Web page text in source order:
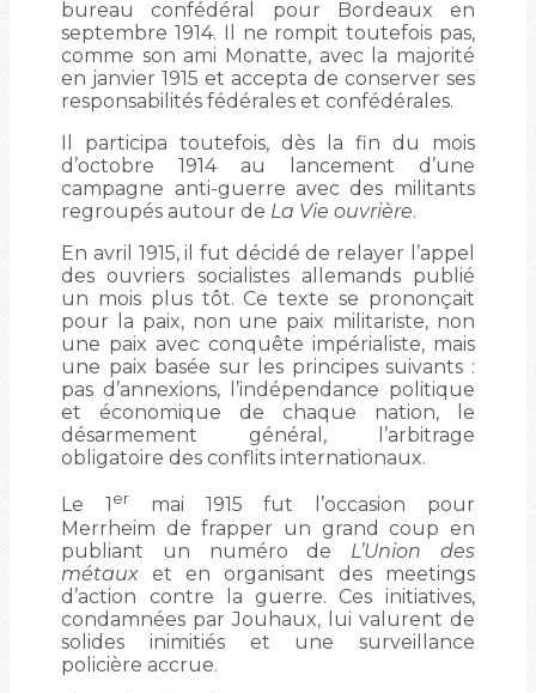
bureau confédéral pour Bordeaux en
septembre 1914. Il ne rompit toutefois pas,
comme son ami Monatte, avec la majorité
en janvier 1915 et accepta de conserver ses
responsabilités fédérales et confédérales.
Il participa toutefois, dès la fin du mois
d’octobre 1914 au lancement d’une
campagne anti-guerre avec des militants
regroupés autour de La Vie ouvrière.
En avril 1915, il fut décidé de relayer l’appel
des ouvriers socialistes allemands publié
un mois plus tôt. Ce texte se prononçait
pour la paix, non une paix militariste, non
une paix avec conquête impérialiste, mais
une paix basée sur les principes suivants :
pas d’annexions, l’indépendance politique
et économique de chaque nation, le
désarmement général, l’arbitrage
obligatoire des conflits internationaux.
Le 1 er mai 1915 fut l’occasion pour
Merrheim de frapper un grand coup en
publiant un numéro de L’Union des
métaux et en organisant des meetings
d’action contre la guerre. Ces initiatives,
condamnées par Jouhaux, lui valurent de
solides inimitiés et une surveillance
policière accrue.